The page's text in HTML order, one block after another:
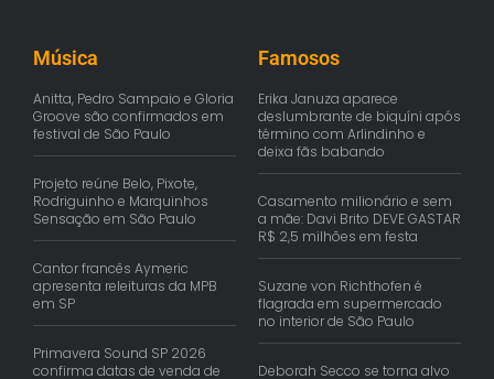
Música
Anitta, Pedro Sampaio e Gloria
Groove são confirmados em
festival de São Paulo
Projeto reúne Belo, Pixote,
Rodriguinho e Marquinhos
Sensação em São Paulo
Cantor francês Aymeric
apresenta releituras da MPB
em SP
Primavera Sound SP 2026
confirma datas de venda de
Famosos
Erika Januza aparece
deslumbrante de biquíni após
término com Arlindinho e
deixa fãs babando
Casamento milionário e sem
a mãe: Davi Brito DEVE GASTAR
R$ 2,5 milhões em festa
Suzane von Richthofen é
flagrada em supermercado
no interior de São Paulo
Deborah Secco se torna alvo